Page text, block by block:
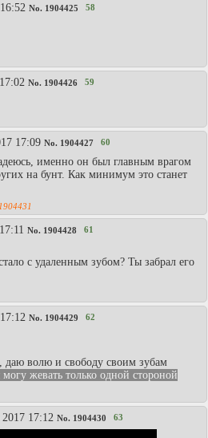
No. 1904425 58
No. 1904426 59
17:09 No. 1904427 60
именно он был главным врагом
на бунт. Как минимум это станет
No. 1904428 61
с удаленным зубом? Ты забрал его
No. 1904429 62
даю волю и свободу своим зубам
жевать только одной стороной
17:12 No. 1904430 63